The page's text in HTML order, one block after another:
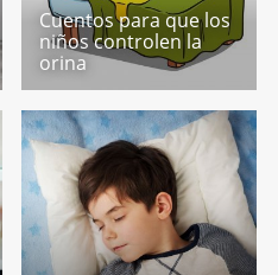
Cuentos para que los
niños controlen la
orina